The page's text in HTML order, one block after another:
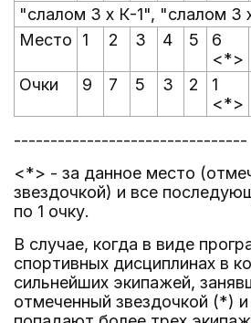
"слалом 3 x К-1", "слалом
Место
1 2 3 4 5
6
<*>
Очки
9 7 5 3 2
1
<*>
--------------------------------
<*> - за данное место
звездочкой) и все
по 1 очку.
В случае, когда в виде
спортивных дисциплинах в
сильнейших экипажей,
отмеченный звездочкой (*) и